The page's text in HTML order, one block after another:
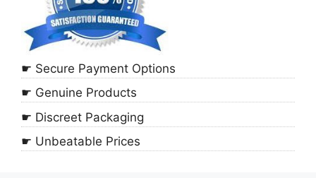
☛ Secure Payment Options
☛ Genuine Products
☛ Discreet Packaging
☛ Unbeatable Prices